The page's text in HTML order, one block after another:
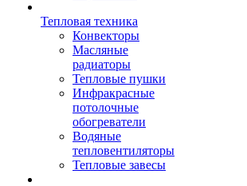
Тепловая техника
Конвекторы
Масляные
радиаторы
Тепловые пушки
Инфракрасные
потолочные
обогреватели
Водяные
тепловентиляторы
Тепловые завесы